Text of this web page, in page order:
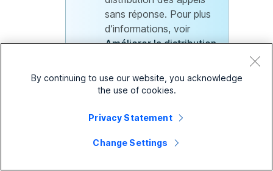
sans réponse. Pour plus
d’informations, voir
Améliorer la distribution
simultanée dans la file
d’attente pour les
d’attente.
Basé sur les compétences
By continuing to use our website, you acknowledge
the use of cookies.
Privacy Statement
Change Settings